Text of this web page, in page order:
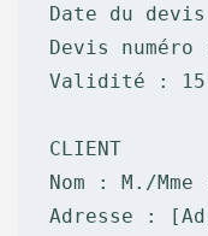
Date du
Devis numéro
Validité :
CLIENT
Nom : M./
Adresse :